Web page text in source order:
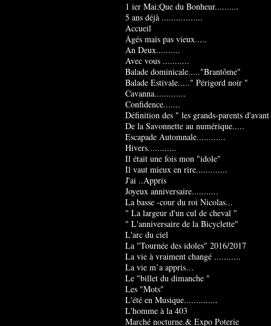
1 ier Mai;Que du Bonheur..........
5 ans déjà .................
Accueil
Âgés mais pas vieux.....
An Deux..........
Avec vous ...........
Balade dominicale....."Brantôme"
Balade Estivale....." Périgord noir "
Cavanna.............
Confidence.......
Définition des " les grands-parents
De la Savonnette au numérique.....
Escapade Automnale............
Hivers............
Il était une fois mon "idole"
Il vaut mieux en rire.............
J'ai ..Appris
Joyeux anniversaire...........
La basse -cour du roi Nicolas...
" La largeur d'un cul de cheval "
" L'anniversaire de la Bicyclette"
L'arc du ciel
La "Tournée des idoles" 2016/2017
La vie à vraiment changé ...........
La vie m’a appris…
Le "billet du dimanche "
Les "Mots"
L'été en Musique..............
L'homme à la 403
Marché nocturne.& Expo Poterie